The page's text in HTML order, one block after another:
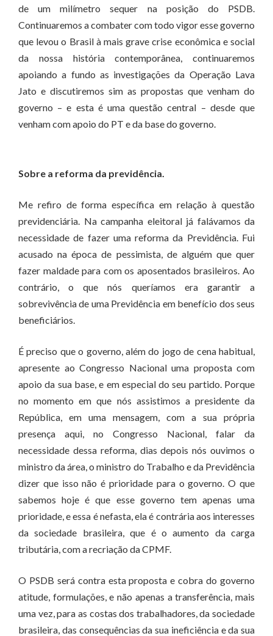
de um milímetro sequer na posição do PSDB.
Continuaremos a combater com todo vigor esse governo
que levou o Brasil à mais grave crise econômica e social
da nossa história contemporânea, continuaremos
apoiando a fundo as investigações da Operação Lava
Jato e discutiremos sim as propostas que venham do
governo – e esta é uma questão central – desde que
venham com apoio do PT e da base do governo.
Sobre a reforma da previdência.
Me refiro de forma específica em relação à questão
previdenciária. Na campanha eleitoral já falávamos da
necessidade de fazer uma reforma da Previdência. Fui
acusado na época de pessimista, de alguém que quer
fazer maldade para com os aposentados brasileiros. Ao
contrário, o que nós queríamos era garantir a
sobrevivência de uma Previdência em benefício dos seus
beneficiários.
É preciso que o governo, além do jogo de cena habitual,
apresente ao Congresso Nacional uma proposta com
apoio da sua base, e em especial do seu partido. Porque
no momento em que nós assistimos a presidente da
República, em uma mensagem, com a sua própria
presença aqui, no Congresso Nacional, falar da
necessidade dessa reforma, dias depois nós ouvimos o
ministro da área, o ministro do Trabalho e da Previdência
dizer que isso não é prioridade para o governo. O que
sabemos hoje é que esse governo tem apenas uma
prioridade, e essa é nefasta, ela é contrária aos interesses
da sociedade brasileira, que é o aumento da carga
tributária, com a recriação da CPMF.
O PSDB será contra esta proposta e cobra do governo
atitude, formulações, e não apenas a transferência, mais
uma vez, para as costas dos trabalhadores, da sociedade
brasileira, das consequências da sua ineficiência e da sua